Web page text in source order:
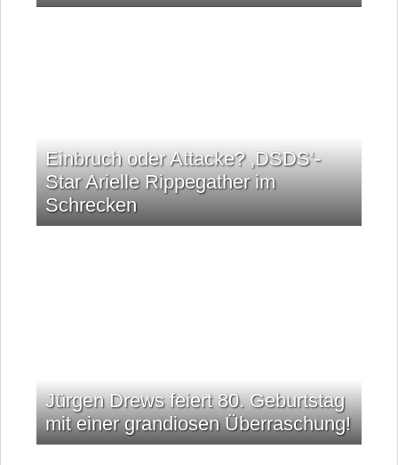
Einbruch oder Attacke? ‚DSDS‘-
Star Arielle Rippegather im
Schrecken
Jürgen Drews feiert 80. Geburtstag
mit einer grandiosen Überraschung!